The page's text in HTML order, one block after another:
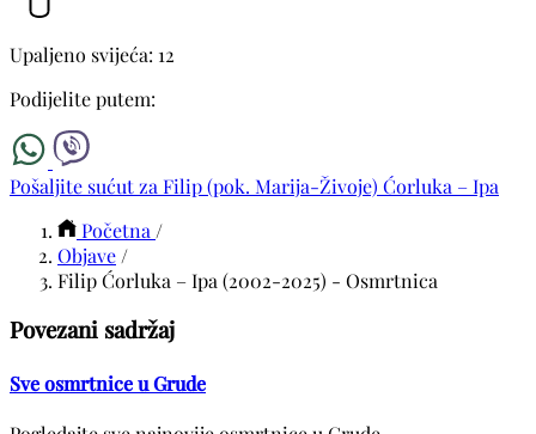
Upaljeno svijeća: 12
Podijelite putem:
Pošaljite sućut za Filip (pok. Marija-Živoje) Ćorluka – Ipa
Početna /
Objave /
Filip Ćorluka – Ipa (2002-2025) - Osmrtnica
Povezani sadržaj
Sve osmrtnice u Grude